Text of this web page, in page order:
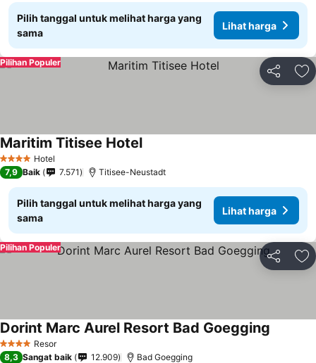
Pilih tanggal untuk melihat harga yang
sama
Lihat harga
Bagikan
Pilihan Populer
4 BintangHotel
Maritim Titisee Hotel
7,9 Baik 7.571 Titisee-Neustadt
Pilih tanggal untuk melihat harga yang
sama
Lihat harga
Bagikan
Pilihan Populer
4 BintangResor
Dorint Marc Aurel Resort Bad Goegging
8,3 Sangat baik 12.909 Bad Goegging